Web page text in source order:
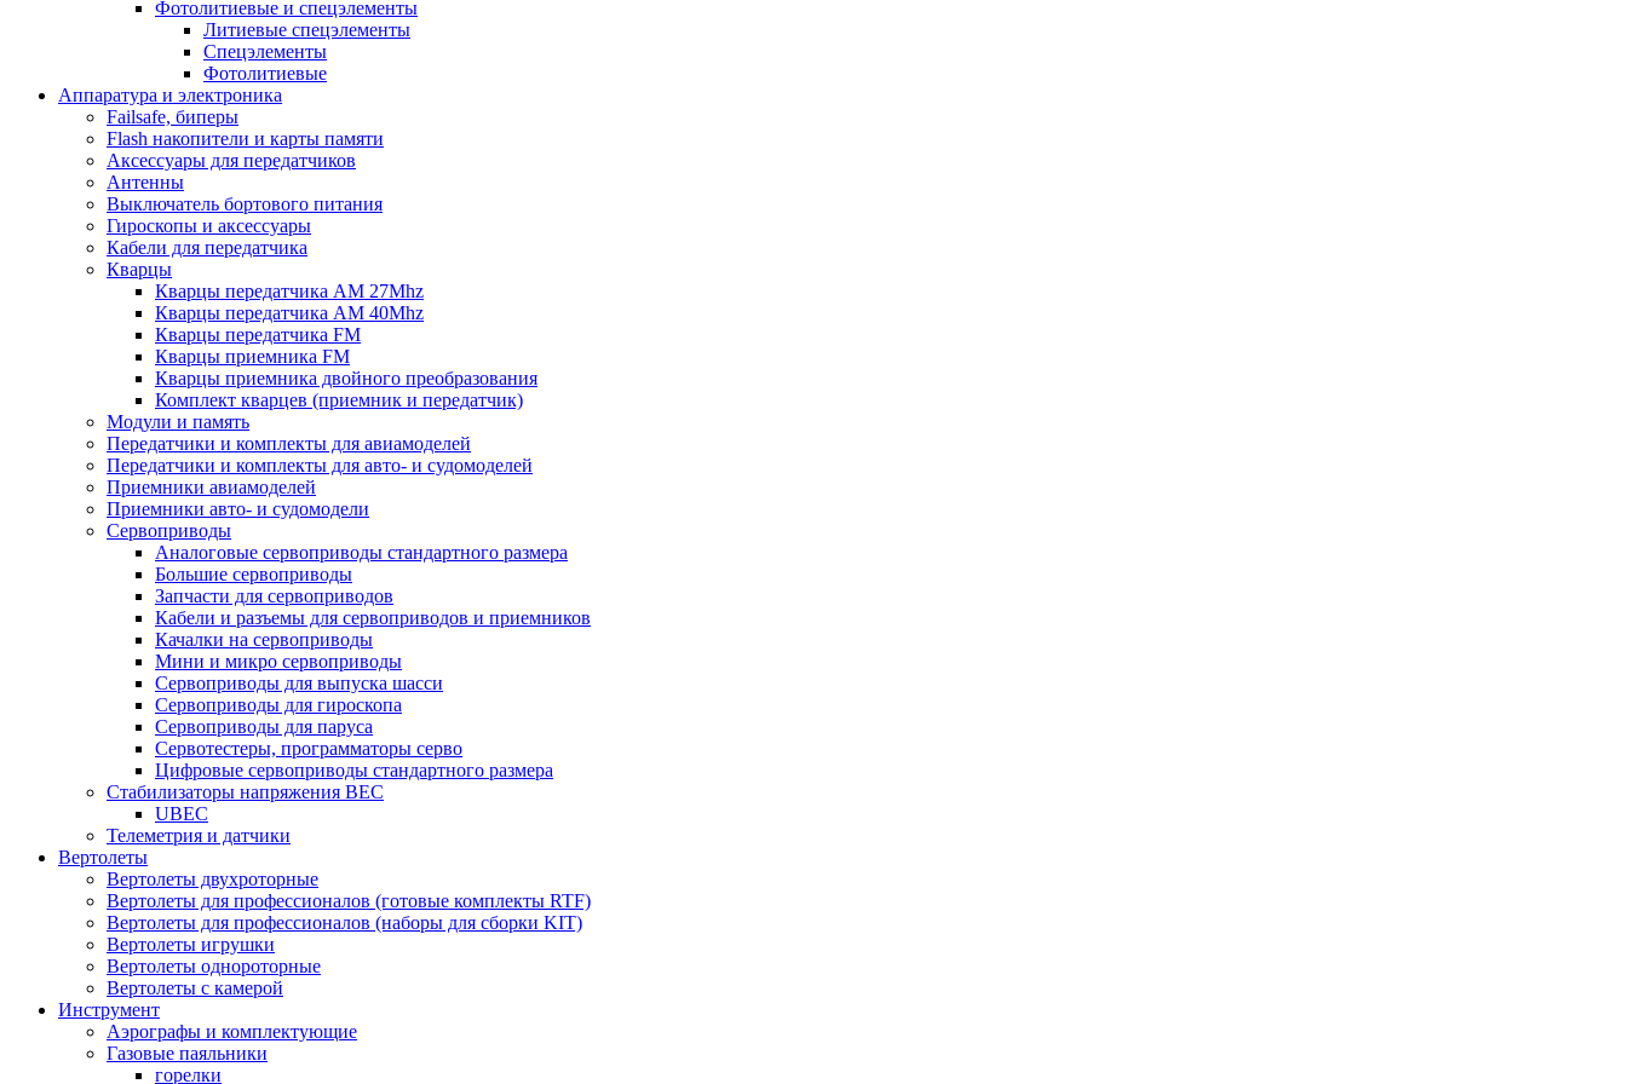
Фотолитиевые и спецэлементы
Литиевые спецэлементы
Спецэлементы
Фотолитиевые
Аппаратура и электроника
Failsafe, биперы
Flash накопители и карты памяти
Аксессуары для передатчиков
Антенны
Выключатель бортового питания
Гироскопы и аксессуары
Кабели для передатчика
Кварцы
Кварцы передатчика AM 27Mhz
Кварцы передатчика AM 40Mhz
Кварцы передатчика FM
Кварцы приемника FM
Кварцы приемника двойного преобразования
Комплект кварцев (приемник и передатчик)
Модули и память
Передатчики и комплекты для авиамоделей
Передатчики и комплекты для авто- и судомоделей
Приемники авиамоделей
Приемники авто- и судомодели
Сервоприводы
Аналоговые сервоприводы стандартного размера
Большие сервоприводы
Запчасти для сервоприводов
Кабели и разъемы для сервоприводов и приемников
Качалки на сервоприводы
Мини и микро сервоприводы
Сервоприводы для выпуска шасси
Сервоприводы для гироскопа
Сервоприводы для паруса
Сервотестеры, программаторы серво
Цифровые сервоприводы стандартного размера
Стабилизаторы напряжения BEC
UBEC
Телеметрия и датчики
Вертолеты
Вертолеты двухроторные
Вертолеты для профессионалов (готовые комплекты RTF)
Вертолеты для профессионалов (наборы для сборки KIT)
Вертолеты игрушки
Вертолеты однороторные
Вертолеты с камерой
Инструмент
Аэрографы и комплектующие
Газовые паяльники
горелки